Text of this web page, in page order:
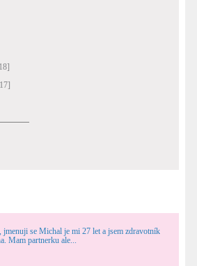
jmenuji se Michal je mi 27 let a jsem zdravotník
Mam partnerku ale...